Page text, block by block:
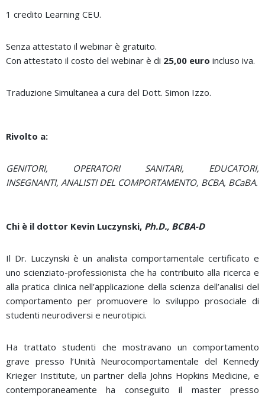
1 credito Learning CEU.
Senza attestato il webinar è gratuito.
Con attestato il costo del webinar è di 25,00 euro incluso iva.
Traduzione Simultanea a cura del Dott. Simon Izzo.
Rivolto a:
GENITORI, OPERATORI SANITARI, EDUCATORI,
INSEGNANTI, ANALISTI DEL COMPORTAMENTO, BCBA, BCaBA.
Chi è il dottor Kevin Luczynski, Ph.D., BCBA-D
Il Dr. Luczynski è un analista comportamentale certificato e
uno scienziato-professionista che ha contribuito alla ricerca e
alla pratica clinica nell’applicazione della scienza dell’analisi del
comportamento per promuovere lo sviluppo prosociale di
studenti neurodiversi e neurotipici.
Ha trattato studenti che mostravano un comportamento
grave presso l’Unità Neurocomportamentale del Kennedy
Krieger Institute, un partner della Johns Hopkins Medicine, e
contemporaneamente ha conseguito il master presso